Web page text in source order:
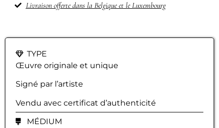
Livraison offerte dans la Belgique et le Luxembourg
TYPE
Œuvre originale et unique
Signé par l’artiste
Vendu avec certificat d’authenticité
MÉDIUM